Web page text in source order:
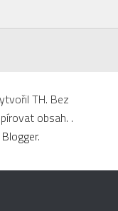
for the EU cookie
TH. Bez
obsah. .
Blogger.